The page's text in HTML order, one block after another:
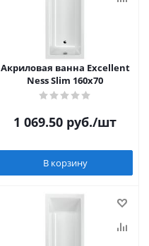
Акриловая ванна Excellent
Ness Slim 160x70
1 069.50 руб./шт
В корзину